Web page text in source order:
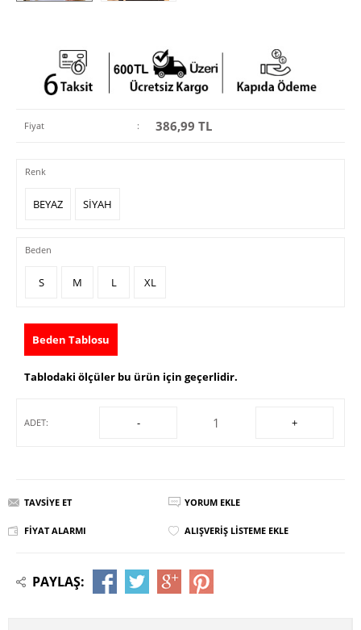
Fiyat : 386,99 TL
Renk
BEYAZ SİYAH
Beden
S M L XL
Beden Tablosu
Tablodaki ölçüler bu ürün için geçerlidir.
ADET: - +
TAVSIYE ET YORUM EKLE
FIYAT ALARMI ALIŞVERIŞ LISTEME EKLE
PAYLAŞ: